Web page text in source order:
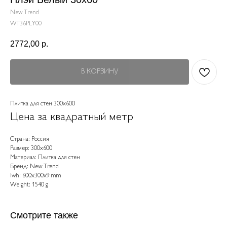
New Trend
WT36PLY00
2772,00 р.
В КОРЗИНУ
Плитка для стен 300x600
Цена за квадратный метр
Страна: Россия
Размер: 300x600
Материал: Плитка для стен
Бренд: New Trend
lwh: 600x300x9 mm
Weight: 1540 g
Смотрите также